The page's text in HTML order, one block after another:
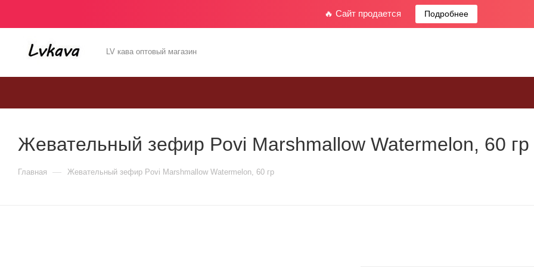
🔥 Сайт продается Подробнее
LV кава оптовый магазин
Жевательный зефир Povi Marshmallow Watermelon, 60 гр
Главная — Жевательный зефир Povi Marshmallow Watermelon, 60 гр